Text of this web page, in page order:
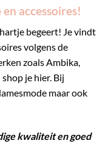
accessoires!
begeert! Je vindt
volgens de
zoals Ambika,
je hier. Bij
maar ook
kwaliteit en goed